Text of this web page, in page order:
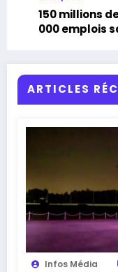
150 millions
000 emplois
ARTICLES
Infos Média